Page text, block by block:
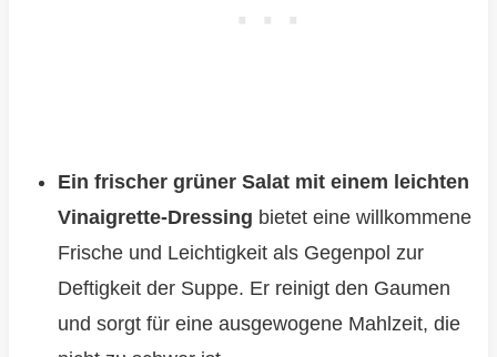
Ein frischer grüner Salat mit einem leichten
Vinaigrette-Dressing bietet eine willkommene
Frische und Leichtigkeit als Gegenpol zur
Deftigkeit der Suppe. Er reinigt den Gaumen
und sorgt für eine ausgewogene Mahlzeit, die